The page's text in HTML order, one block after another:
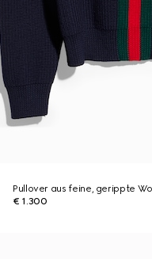
Pullover aus feine, gerippte
€ 1.300